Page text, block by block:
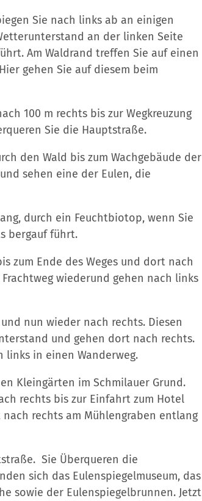
Sie nach links ab an einigen
an der linken Seite
Am Waldrand treffen Sie auf einen
gehen Sie auf diesem beim
100 m rechts bis zur Wegkreuzung
Sie die Hauptstraße.
den Wald bis zum Wachgebäude der
sehen eine der Eulen, die
durch ein Feuchtbiotop, wenn Sie
bergauf führt.
zum Ende des Weges und dort nach
wiederund gehen nach links
nun wieder nach rechts. Diesen
und gehen dort nach rechts.
links in einen Wanderweg.
Kleingärten im Schmilauer Grund.
rechts bis zur Einfahrt zum Hotel
rechts am Mühlengraben entlang
Sie Überqueren die
sich das Eulenspiegelmuseum, das
sowie der Eulenspiegelbrunnen. Jetzt